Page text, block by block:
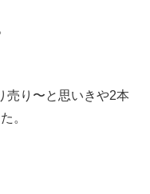
売り〜と思いきや2本
。